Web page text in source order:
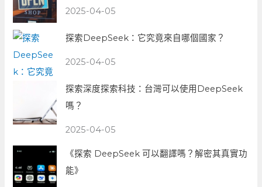
2025-04-05
探索DeepSeek：它究竟來自哪個國家？
2025-04-05
探索深度探索科技：台灣可以使用DeepSeek
嗎？
2025-04-05
《探索 DeepSeek 可以翻譯嗎？解密其真實功
能》